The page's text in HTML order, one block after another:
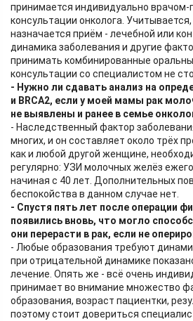
принимается индивидуально врачом-
консультации онколога.
назначается приём - лечебной или
динамика заболевания и другие
принимать комбинированные
консультации со специалистом не
- Нужно ли сдавать анализ на
и BRCA2, если у моей мамы рак
не выявлены и ранее в семье
- Наследственный фактор
многих, и он составляет около трёх
как и любой другой женщине,
регулярно: УЗИ молочных желёз
начиная с 40 лет. Дополнительных
беспокойства в данном случае нет.
- Спустя пять лет после операции
появились вновь, что могло
они перерасти в рак, если не
- Любые образования требуют
при отрицательной динамике
лечение. Опять же - всё очень
принимает во внимание множество
образования, возраст пациентки,
поэтому стоит довериться